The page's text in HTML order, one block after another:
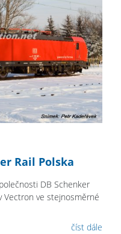
Rail Polska
DB Schenker
Vectron ve stejnosměrné
číst dále